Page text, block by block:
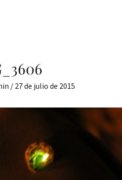
/ 27 de julio de 2015